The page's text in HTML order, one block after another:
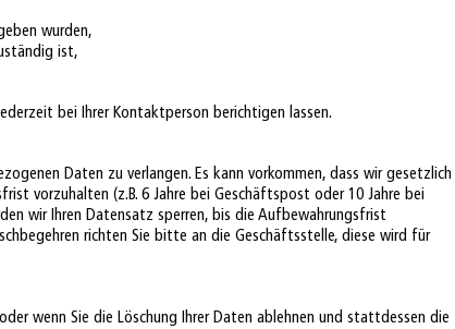
wurden,
ist,
bei Ihrer Kontaktperson berichtigen lassen.
Daten zu verlangen. Es kann vorkommen, dass wir gesetzlich
vorzuhalten (z.B. 6 Jahre bei Geschäftspost oder 10 Jahre bei
wir Ihren Datensatz sperren, bis die Aufbewahrungsfrist
richten Sie bitte an die Geschäftsstelle, diese wird für
wenn Sie die Löschung Ihrer Daten ablehnen und stattdessen die